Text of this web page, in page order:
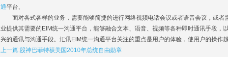
通平台。
面对各式各样的业务，需要能够简捷的进行网络视频电话会议或者语音会议，或者
业提供其需要的EIM统一沟通平台，能够融合文本、语音、视频等各种即时通讯手段，
兴的通讯与沟通手段。汇讯EIM统一沟通平台关注的重点是用户的体验，使用户的操作
上一篇:股神巴菲特获美国2010年总统自由勋章